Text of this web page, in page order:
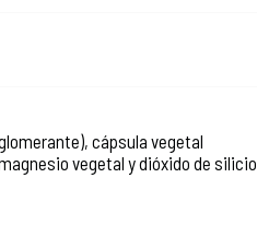
cápsula vegetal
vegetal y dióxido de silicio.